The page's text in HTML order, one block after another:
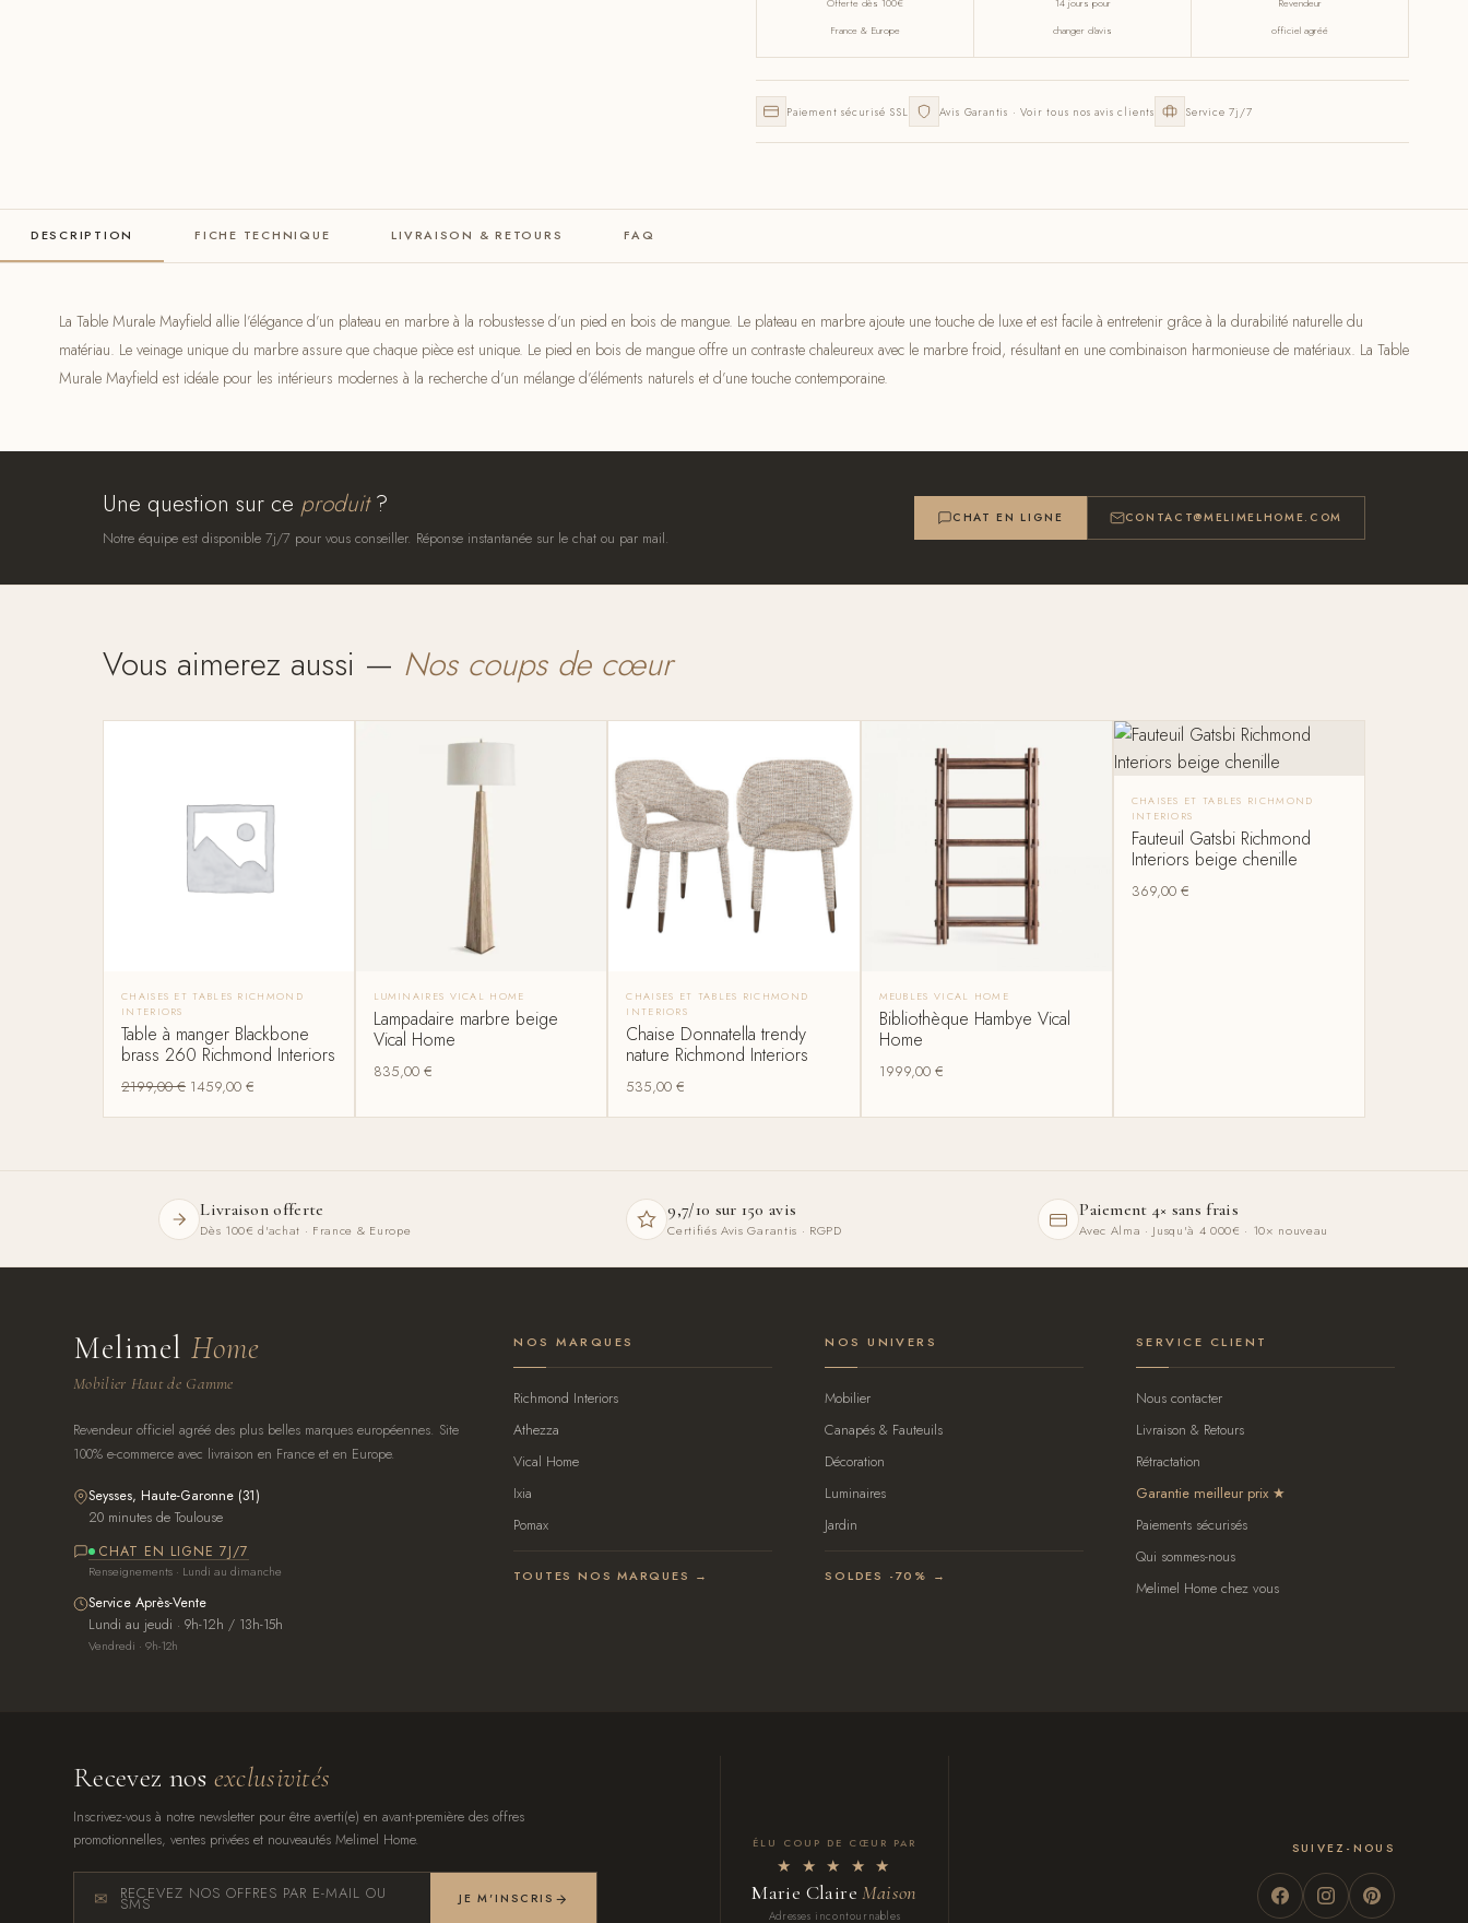
France & Europe
changer d'avis
officiel agréé
Paiement sécurisé SSL Avis Garantis · Voir tous nos avis clients Service 7j/7
DESCRIPTION FICHE TECHNIQUE LIVRAISON & RETOURS FAQ
La Table Murale Mayfield allie l’élégance d’un plateau en marbre à la robustesse d’un pied en bois de mangue. Le plateau en marbre ajoute une touche de luxe et est facile à entretenir grâce à la durabilité naturelle du
matériau. Le veinage unique du marbre assure que chaque pièce est unique. Le pied en bois de mangue offre un contraste chaleureux avec le marbre froid, résultant en une combinaison harmonieuse de matériaux. La Table
Murale Mayfield est idéale pour les intérieurs modernes à la recherche d’un mélange d’éléments naturels et d’une touche contemporaine.
Une question sur ce produit?
Notre équipe est disponible 7j/7 pour vous conseiller. Réponse instantanée sur le chat ou par mail.
CHAT EN LIGNE CONTACT@MELIMELHOME.COM
Vous aimerez aussi — Nos coups de cœur
CHAISES ET TABLES RICHMOND
INTERIORS
Table à manger Blackbone
brass 260 Richmond Interiors
2199,00€ 1459,00€
LUMINAIRES VICAL HOME
Lampadaire marbre beige
Vical Home
835,00€
CHAISES ET TABLES RICHMOND
INTERIORS
Chaise Donnatella trendy
nature Richmond Interiors
535,00€
MEUBLES VICAL HOME
Bibliothèque Hambye Vical
Home
1999,00 €
CHAISES ET TABLES RICHMOND
INTERIORS
Fauteuil Gatsbi Richmond
Interiors beige chenille
369,00 €
Livraison offerte
Dès 100€ d'achat · France & Europe
9,7/10 sur 150 avis
Certifiés Avis Garantis · RGPD
Paiement 4× sans frais
Avec Alma · Jusqu'à 4 000€ · 10× nouveau
MelimelHome
Mobilier Haut de Gamme
Revendeur officiel agréé des plus belles marques européennes. Site
100% e-commerce avec livraison en France et en Europe.
Seysses, Haute-Garonne (31)
20 minutes de Toulouse
CHAT EN LIGNE 7J/7
Renseignements · Lundi au dimanche
Service Après-Vente
Lundi au jeudi · 9h-12h / 13h-15h
Vendredi · 9h-12h
NOS MARQUES
Richmond Interiors
Athezza
Vical Home
Ixia
Pomax
TOUTES NOS MARQUES →
NOS UNIVERS
Mobilier
Canapés & Fauteuils
Décoration
Luminaires
Jardin
SOLDES -70% →
SERVICE CLIENT
Nous contacter
Livraison & Retours
Rétractation
Garantie meilleur prix
Paiements sécurisés
Qui sommes-nous
Melimel Home chez vous
Recevez nos exclusivités
Inscrivez-vous à notre newsletter pour être averti(e) en avant-première des offres
promotionnelles, ventes privées et nouveautés Melimel Home.
RECEVEZ NOS OFFRES PAR E-MAIL OU
SMS JE M'INSCRIS
ÉLU COUP DE CŒUR PAR
★ ★ ★ ★ ★
Marie ClaireMaison
Adresses incontournables
SUIVEZ-NOUS